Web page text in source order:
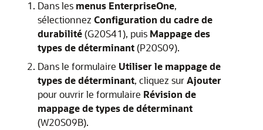
Dans les menus EnterpriseOne,
sélectionnez Configuration du cadre de
durabilité(G20S41), puis Mappage des
types de déterminant(P20S09).
Dans le formulaire Utiliser le mappage de
types de déterminant, cliquez surAjouter
pour ouvrir le formulaire Révision de
mappage de types de déterminant
(W20S09B).